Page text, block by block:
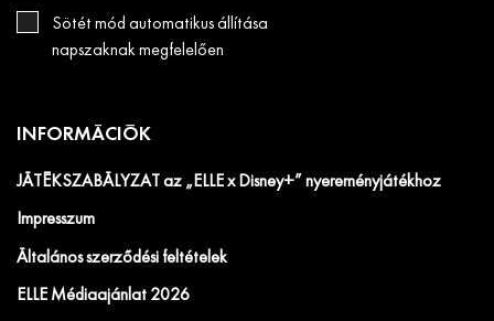
Sötét mód automatikus állítása
napszaknak megfelelően
INFORMÁCIÓK
JÁTÉKSZABÁLYZAT az „ELLE x Disney+” nyereményjátékhoz
Impresszum
Általános szerződési feltételek
ELLE Médiaajánlat 2026